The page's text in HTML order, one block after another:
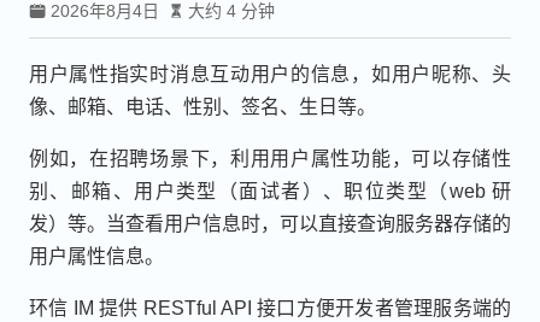
2026年8月4日 大约 4 分钟
用户属性指实时消息互动用户的信息，如用户昵称、头
像、邮箱、电话、性别、签名、生日等。
例如，在招聘场景下，利用用户属性功能，可以存储性
别、邮箱、用户类型（面试者）、职位类型（web 研
发）等。当查看用户信息时，可以直接查询服务器存储的
用户属性信息。
环信 IM 提供 RESTful API 接口方便开发者管理服务端的